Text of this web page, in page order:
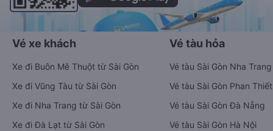
Vé xe khách
Xe đi Buôn Mê Thuột từ Sài Gòn
Xe đi Vũng Tàu từ Sài Gòn
Xe đi Nha Trang từ Sài Gòn
Xe đi Đà Lạt từ Sài Gòn
Vé tàu hỏa
Vé tàu Sài Gòn Nha Trang
Vé tàu Sài Gòn Phan Thiết
Vé tàu Sài Gòn Đà Nẵng
Vé tàu Sài Gòn Hà Nội